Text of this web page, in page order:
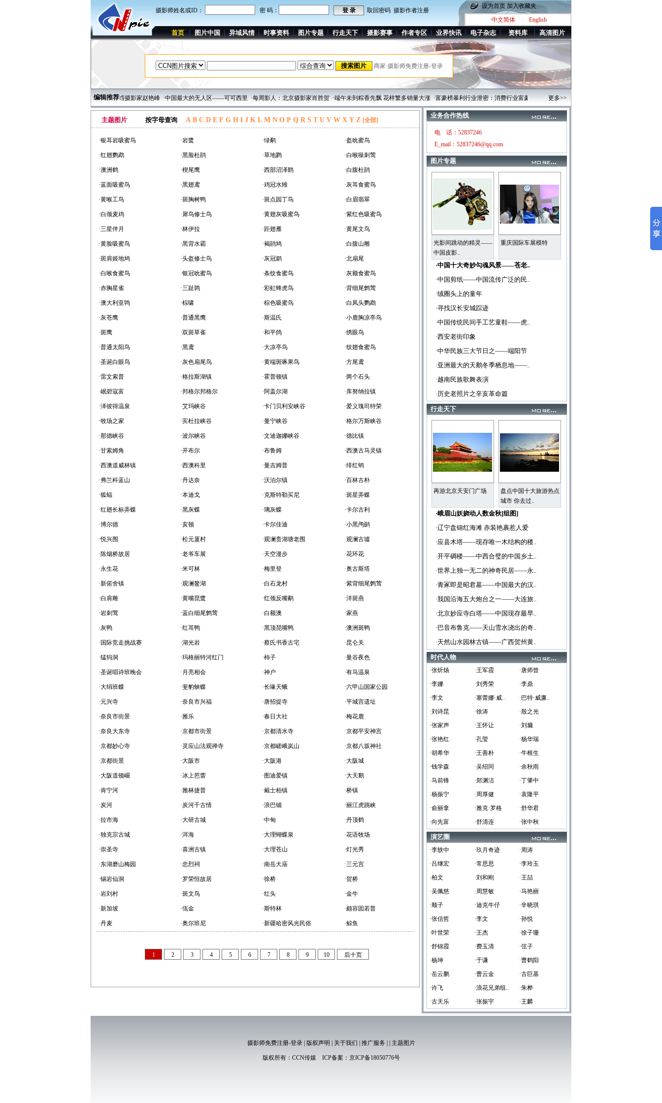
摄影师姓名或ID： 密 码： 取回密码 摄影作者注册
设为首页 加入收藏夹
·中文简体
·English
首页 图片中国 异域风情 时事资料 图片专题 行走天下 摄影赛事 作者专区 业界快讯 电子杂志 资料库 高清图片
商家·摄影师免费注册-登录
编辑推荐:
·优秀影人：陕西摄影家赵艳峰 ·中国最大的无人区——可可西里 ·每周影人：北京摄影家肖胜贺 ·端午未到粽香先飘 花样繁多销量大涨 ·富豪榜暴利行业泄密：消费行业富豪很有钱 ·爱琴海：纯净的人间天堂
更多>>
主题图片 按字母查询 A B C D E F G H I J K L M N O P Q R S T U V W X Y Z [全部]
·银耳岩吸蜜鸟 ·岩鹭 ·绿鹬 ·盔吮蜜鸟
·红翅鹦鹉 ·黑脸杜鹃 ·草地鹨 ·白喉噪刺莺
·澳洲鹤 ·楔尾鹰 ·西部沼泽鹞 ·白腹杜鹃
·蓝面吸蜜鸟 ·黑翅鸢 ·鸡冠水雉 ·灰耳食蜜鸟
·黄喉工鸟 ·斑胸树鸭 ·斑点园丁鸟 ·白眉翡翠
·白颈麦鸡 ·犀鸟修士鸟 ·黄翅灰吸蜜鸟 ·紫红色吸蜜鸟
·三星伴月 ·林伊拉 ·距翅雁 ·黄尾文鸟
·黄脸吸蜜鸟 ·黑背水霸 ·褐鹃鸠 ·白腹山雕
·斑肩姬地鸠 ·头盔修士鸟 ·灰冠鹛 ·北扇尾
·白喉食蜜鸟 ·银冠吮蜜鸟 ·条纹食蜜鸟 ·灰额食蜜鸟
·赤胸星雀 ·三趾鹑 ·彩虹蜂虎鸟 ·背细尾鹩莺
·澳大利亚鸨 ·棕啸 ·棕色吸蜜鸟 ·白凤头鹦鹉
·灰苍鹰 ·普通黑鹰 ·斯温氏 ·小鹿胸凉亭鸟
·斑鹰 ·双斑草雀 ·和平鸽 ·绣眼鸟
·普通太阳鸟 ·黑鸢 ·大凉亭鸟 ·纹翅食蜜鸟
·圣诞白眼鸟 ·灰色扇尾鸟 ·黄端斑啄果鸟 ·方尾鸢
·雷文索普 ·格拉斯湖镇 ·霍普顿镇 ·两个石头
·岷碧寇富 ·邦格尔邦格尔 ·阿盖尔湖 ·库努纳拉镇
·泽彼得温泉 ·艾玛峡谷 ·卡门贝利安峡谷 ·爱义瑰司特荣
·牧场之家 ·宾杜拉峡谷 ·曼宁峡谷 ·格尔万斯峡谷
·那德峡谷 ·波尔峡谷 ·文迪迦娜峡谷 ·德比镇
·甘索姆角 ·开布尔 ·布鲁姆 ·西澳古马灵镇
·西澳道威林镇 ·西澳科里 ·曼吉姆普 ·绯红鸲
·弗兰科蓝山 ·丹达奈 ·沃泊尔镇 ·百林古朴
·狐蝠 ·本迪戈 ·克斯特勒买尼 ·斑星弄蝶
·红翅长标弄蝶 ·黑灰蝶 ·璃灰蝶 ·卡尔古利
·博尔德 ·亥顿 ·卡尔佳迪 ·小黑鸬鹚
·悦兴围 ·松元厦村 ·观澜贵湖塘老围 ·观澜古墟
·陈烟桥故居 ·老爷车展 ·天空漫步 ·花环花
·永生花 ·米可林 ·梅里登 ·奥古斯塔
·新偌舍镇 ·观澜鳌湖 ·白石龙村 ·紫背细尾鹩莺
·白肩雕 ·黄嘴琵鹭 ·红颈反嘴鹬 ·洋斑燕
·岩刺莺 ·蓝白细尾鹩莺 ·白额澳 ·家燕
·灰鸭 ·红耳鸭 ·黑顶琵嘴鸭 ·澳洲斑鸭
·国际竞走挑战赛 ·湖光岩 ·蔡氏书香古宅 ·昆仑关
·猛犸洞 ·玛格丽特河红门 ·柿子 ·曼谷夜色
·圣诞唱诗班晚会 ·月亮相会 ·神户 ·有马温泉
·大绢班蝶 ·斐豹蛱蝶 ·长喙天蛾 ·六甲山国家公园
·元兴寺 ·奈良市兴福 ·唐招提寺 ·平城宫遗址
·奈良市街景 ·雅乐 ·春日大社 ·梅花鹿
·奈良大东寺 ·京都市街景 ·京都清水寺 ·京都平安神宫
·京都妙心寺 ·灵应山法观禅寺 ·京都嵯峨岚山 ·京都八坂神社
·京都街景 ·大阪市 ·大阪港 ·大阪城
·大阪道顿崛 ·冰上芭蕾 ·图迪爱镇 ·大天鹅
·肯宁河 ·雅林捷普 ·戴士柏镇 ·桥镇
·炭河 ·炭河千古情 ·浪巴铺 ·丽江虎跳峡
·拉市海 ·大研古城 ·中甸 ·丹顶鹤
·独克宗古城 ·洱海 ·大理蝴蝶泉 ·花语牧场
·崇圣寺 ·喜洲古镇 ·大理苍山 ·灯光秀
·东湖磨山梅园 ·忠烈祠 ·南岳大庙 ·三元宫
·锡岩仙洞 ·罗荣恒故居 ·徐桥 ·贺桥
·岩刘村 ·斑文鸟 ·红头 ·金牛
·新加坡 ·佤金 ·斯特林 ·颇容固若普
·丹麦 ·奥尔班尼 ·新疆哈密风光民俗 ·鲸鱼
1 2 3 4 5 6 7 8 9 10 后十页
业务合作热线
电 话：52837246
E_mail：52837246@qq.com
图片专题
光影间跳动的精灵——
中国皮影..
重庆国际车展模特
·中国十大奇妙勾魂风景——苍老..
·中国剪纸——中国流传广泛的民..
·绒圈头上的童年
·寻找汉长安城踪迹
·中国传统民间手工艺童鞋——虎..
·西安老街印象
·中华民族三大节日之——端阳节
·亚洲最大的天鹅冬季栖息地——..
·越南民族歌舞表演
·历史老照片之辛亥革命篇
行走天下
再游北京天安门广场
盘点中国十大旅游热点
城市 你去过..
·峨眉山妖娆动人数金秋[组图]
·辽宁盘锦红海滩 赤装艳裹惹人爱
·应县木塔——现存唯一木结构的楼..
·开平碉楼——中西合璧的中国乡土..
·世界上独一无二的神奇民居——永..
·青冢即是昭君墓——中国最大的汉..
·我国沿海五大炮台之一——大连旅..
·北京妙应寺白塔——中国现存最早..
·巴音布鲁克——天山雪水浇出的奇..
·天然山水园林古镇——广西贺州黄..
时代人物
·张炘炀 ·王军霞
·唐师曾
·李娜
·刘秀荣
·李鼎
·李文
·塞蕾娜·威..
·巴特·威廉..
·刘诗昆
·徐涛
·殷之光
·张家声
·王怀让
·刘墉
·张艳红
·孔莹
·杨华瑞
·胡希华
·王善朴
·牛根生
·钱学森
·吴绍同
·余秋雨
·马前锋
·郑渊洁
·丁肇中
·杨振宁
·周厚健
·袁隆平
·俞丽拿
·雅克·罗格
·舒华君
·向先富
·舒清连 ·张中秋
演艺圈
·李轶中 ·玖月奇迹
·周涛
·吕继宏
·常思思
·李玲玉
·柏文
·刘和刚
·王喆
·吴佩慈
·周慧敏
·马艳丽
·顺子
·迪克牛仔
·辛晓琪
·张信哲
·李文
·孙悦
·叶世荣
·王杰
·徐子珊
·舒锦霞
·费玉清
·弦子
·杨坤
·于谦
·曹鹤阳
·岳云鹏
·曹云金
·古巨基
·许飞
·浪花兄弟组..
·朱桦
·古天乐
·张振宇 ·王麟
摄影师免费注册-登录| 版权声明 关于我们 推广服务 主题图片
版权所有： CCN传媒ICP备案： 京ICP备18050776号